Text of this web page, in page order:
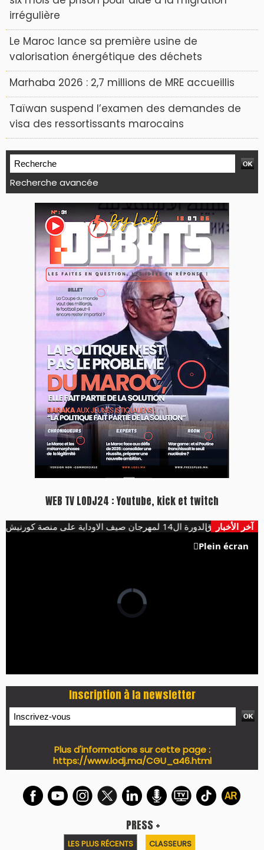
irrégulière
Le Maroc lance sa première usine de
valorisation énergétique des déchets
Marhaba 2026 : 2,7 millions de MRE accueillis
Taïwan suspend l’examen des demandes de
visa des ressortissants marocains
Recherche avancée
WEB TV LODJ24 : Youtube, kick et twitch
آخر الأخبار
هؤلاء يفتتحون الدورة ال14 لمهرجان صيف الاوداية على منصة كورنيش ابو رقراق
Plein écran
Inscription à la newsletter
Plus d'informations sur cette page :
https://www.lodj.ma/CGU_a46.html
PRESS +
LES PLUS RÉCENTS CLASSEURS